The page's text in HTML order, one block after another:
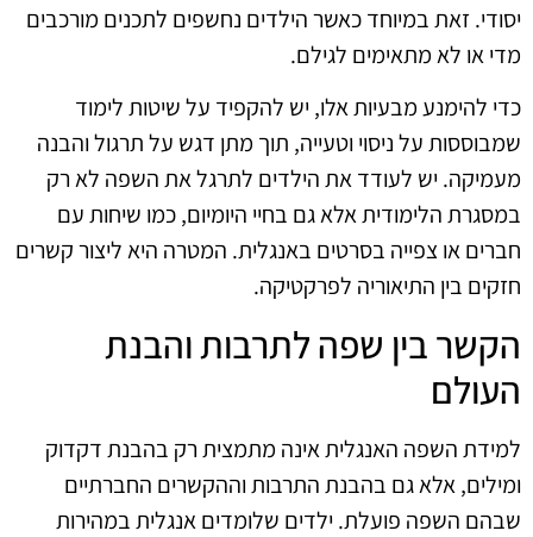
יסודי. זאת במיוחד כאשר הילדים נחשפים לתכנים מורכבים
מדי או לא מתאימים לגילם.
כדי להימנע מבעיות אלו, יש להקפיד על שיטות לימוד
שמבוססות על ניסוי וטעייה, תוך מתן דגש על תרגול והבנה
מעמיקה. יש לעודד את הילדים לתרגל את השפה לא רק
במסגרת הלימודית אלא גם בחיי היומיום, כמו שיחות עם
חברים או צפייה בסרטים באנגלית. המטרה היא ליצור קשרים
חזקים בין התיאוריה לפרקטיקה.
הקשר בין שפה לתרבות והבנת
העולם
למידת השפה האנגלית אינה מתמצית רק בהבנת דקדוק
ומילים, אלא גם בהבנת התרבות וההקשרים החברתיים
שבהם השפה פועלת. ילדים שלומדים אנגלית במהירות